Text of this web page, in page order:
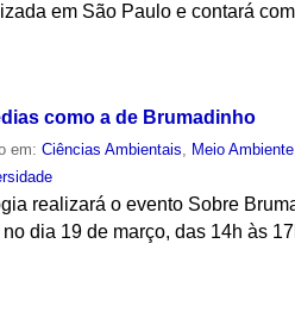
em São Paulo e contará com
como a de Brumadinho
em:Ciências Ambientais Meio Ambiente
realizará o evento Sobre
dia 19 de março, das 14h às